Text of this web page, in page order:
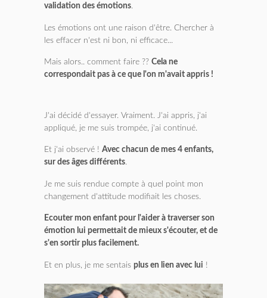
validation des émotions.
Les émotions ont une raison d'être. Chercher à
les effacer n'est ni bon, ni efficace...
Mais alors.. comment faire ?? Cela ne
correspondait pas à ce que l'on m'avait appris !
J'ai décidé d'essayer. Vraiment. J'ai appris, j'ai
appliqué, je me suis trompée, j'ai continué.
Et j'ai observé ! Avec chacun de mes 4 enfants,
sur des âges différents.
Je me suis rendue compte à quel point mon
changement d'attitude modifiait les choses.
Ecouter mon enfant pour l'aider à traverser son
émotion lui permettait de mieux s'écouter, et de
s'en sortir plus facilement.
Et en plus, je me sentais plus en lien avec lui !